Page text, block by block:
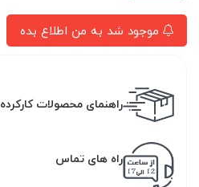
موجود شد به من اطلاع بده
راهنمای محصولات کارکرده
راه های تماس